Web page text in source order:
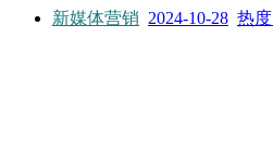
新媒体营销 2024-10-28 热